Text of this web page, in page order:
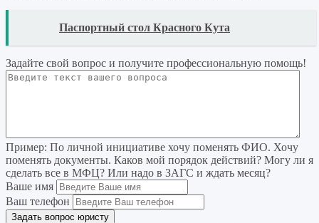
Паспортный стол Красного Кута
Задайте свой вопрос и получите профессиональную помощь!
Пример: По личной инициативе хочу поменять ФИО. Хочу
поменять документы. Каков мой порядок действий? Могу ли я
сделать все в МФЦ? Или надо в ЗАГС и ждать месяц?
Ваше имя
Ваш телефон